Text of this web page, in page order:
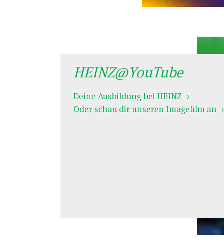
HEINZ@YouTube
Deine Ausbildung bei HEINZ
Oder schau dir unseren Imagefilm an